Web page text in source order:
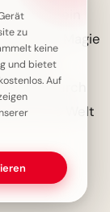
stets ein
Magie
diese
Liebe durch
die Welt
zu
keine
und bietet
Auf